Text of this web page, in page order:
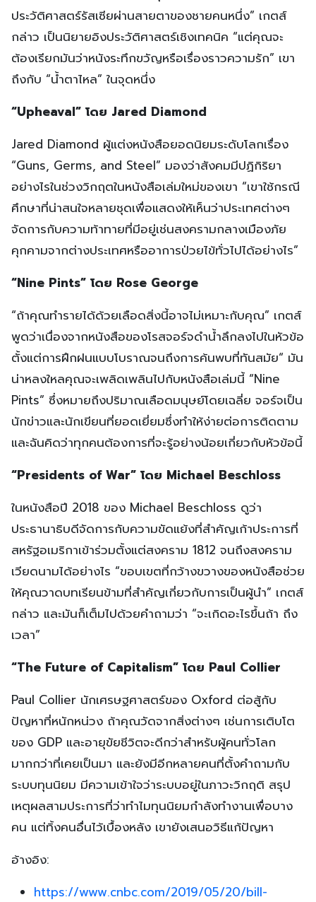
ประวัติศาสตร์รัสเซียผ่านสายตาของชายคนหนึ่ง” เกตส์
กล่าว เป็นนิยายอิงประวัติศาสตร์เชิงเทคนิค “แต่คุณจะ
ต้องเรียกมันว่าหนังระทึกขวัญหรือเรื่องราวความรัก” เขา
ถึงกับ “น้ำตาไหล” ในจุดหนึ่ง
“Upheaval” โดย Jared Diamond
Jared Diamond ผู้แต่งหนังสือยอดนิยมระดับโลกเรื่อง
“Guns, Germs, and Steel” มองว่าสังคมมีปฏิกิริยา
อย่างไรในช่วงวิกฤตในหนังสือเล่มใหม่ของเขา “เขาใช้กรณี
ศึกษาที่น่าสนใจหลายชุดเพื่อแสดงให้เห็นว่าประเทศต่างๆ
จัดการกับความท้าทายที่มีอยู่เช่นสงครามกลางเมืองภัย
คุกคามจากต่างประเทศหรืออาการป่วยไข้ทั่วไปได้อย่างไร”
“Nine Pints” โดย Rose George
“ถ้าคุณทำรายได้ด้วยเลือดสิ่งนี้อาจไม่เหมาะกับคุณ” เกตส์
พูดว่าเนื่องจากหนังสือของโรสจอร์จดำน้ำลึกลงไปในหัวข้อ
ตั้งแต่การฝึกฝนแบบโบราณจนถึงการค้นพบที่ทันสมัย“ มัน
น่าหลงใหลคุณจะเพลิดเพลินไปกับหนังสือเล่มนี้ “Nine
Pints” ซึ่งหมายถึงปริมาณเลือดมนุษย์โดยเฉลี่ย จอร์จเป็น
นักข่าวและนักเขียนที่ยอดเยี่ยมซึ่งทำให้ง่ายต่อการติดตาม
และฉันคิดว่าทุกคนต้องการที่จะรู้อย่างน้อยเกี่ยวกับหัวข้อนี้
“Presidents of War” โดย Michael Beschloss
ในหนังสือปี 2018 ของ Michael Beschloss ดูว่า
ประธานาธิบดีจัดการกับความขัดแย้งที่สำคัญเก้าประการที่
สหรัฐอเมริกาเข้าร่วมตั้งแต่สงคราม 1812 จนถึงสงคราม
เวียดนามได้อย่างไร “ขอบเขตที่กว้างขวางของหนังสือช่วย
ให้คุณวาดบทเรียนข้ามที่สำคัญเกี่ยวกับการเป็นผู้นำ” เกตส์
กล่าว และมันก็เต็มไปด้วยคำถามว่า “จะเกิดอะไรขึ้นถ้า ถึง
เวลา”
“The Future of Capitalism” โดย Paul Collier
Paul Collier นักเศรษฐศาสตร์ของ Oxford ต่อสู้กับ
ปัญหาที่หนักหน่วง ถ้าคุณวัดจากสิ่งต่างๆ เช่นการเติบโต
ของ GDP และอายุขัยชีวิตจะดีกว่าสำหรับผู้คนทั่วโลก
มากกว่าที่เคยเป็นมา และยังมีอีกหลายคนที่ตั้งคำถามกับ
ระบบทุนนิยม มีความเข้าใจว่าระบบอยู่ในภาวะวิกฤติ สรุป
เหตุผลสามประการที่ว่าทำไมทุนนิยมกำลังทำงานเพื่อบาง
คน แต่ทิ้งคนอื่นไว้เบื้องหลัง เขายังเสนอวิธีแก้ปัญหา
อ้างอิง:
https://www.cnbc.com/2019/05/20/bill-